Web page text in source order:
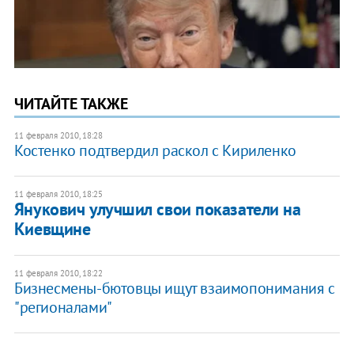
ЧИТАЙТЕ ТАКЖЕ
11 февраля 2010, 18:28
Костенко подтвердил раскол с Кириленко
11 февраля 2010, 18:25
Янукович улучшил свои показатели на
Киевщине
11 февраля 2010, 18:22
Бизнесмены-бютовцы ищут взаимопонимания с
"регионалами"